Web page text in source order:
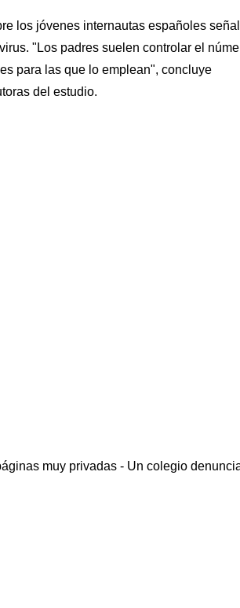
los jóvenes internautas españoles
"Los padres suelen controlar el
para las que lo emplean", concluye
del estudio.
muy privadas - Un colegio